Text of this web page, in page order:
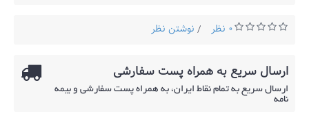
0 نظر / نوشتن نظر
ارسال سریع به همراه پست سفارشی
ارسال سریع به تمام نقاط ایران، به همراه پست سفارشی و بیمه
نامه